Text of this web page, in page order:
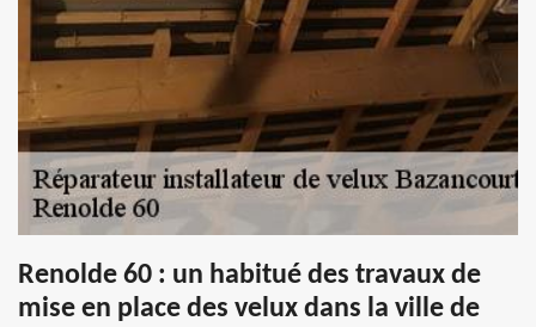
Renolde 60 : un habitué des travaux de
mise en place des velux dans la ville de